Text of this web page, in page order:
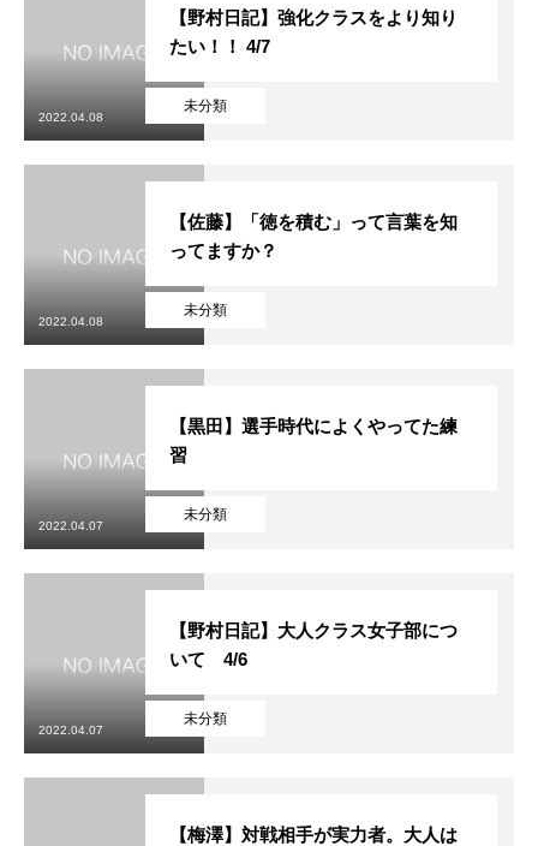
未分類
【野村日記】強化クラスをより知り
たい！！ 4/7
2022.04.08
未分類
【佐藤】「徳を積む」って言葉を知
ってますか？
2022.04.08
未分類
【黒田】選手時代によくやってた練
習
2022.04.07
未分類
【野村日記】大人クラス女子部につ
いて 4/6
2022.04.07
【梅澤】対戦相手が実力者。大人は